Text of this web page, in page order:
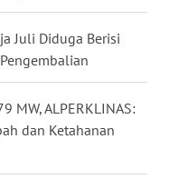
Juli Diduga Berisi
MW, ALPERKLINAS:
dan Ketahanan